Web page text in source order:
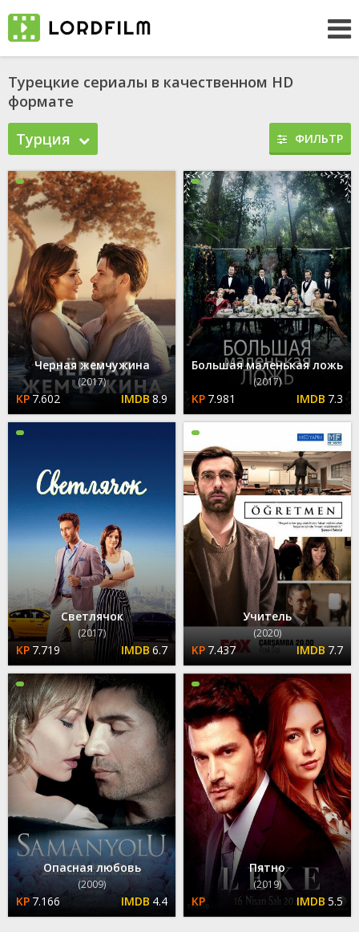
Турецкие сериалы в качественном HD
формате
Турция
ФИЛЬТР
Черная жемчужина
(2017)
7.602 8.9
Большая маленькая ложь
(2017)
7.981 7.3
Светлячок
(2017)
7.719 6.7
Учитель
(2020)
7.437 7.7
Опасная любовь
(2009)
7.166 4.4
Пятно
(2019)
5.5